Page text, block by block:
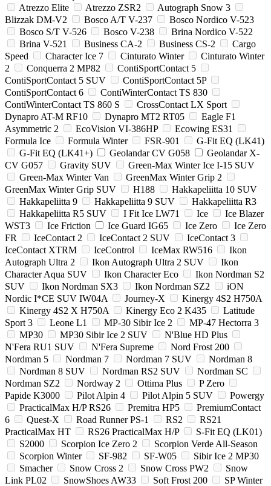
Atrezzo Elite
Atrezzo ZSR2
Autograph Snow 3
Blizzak DM-V2
Bosco A/T V-237
Bosco Nordico V-523
Bosco S/T V-526
Bosco V-238
Brina Nordico V-522
Brina V-521
Business CA-2 Business CS-2
Cargo
Speed
Character Ice 7 Cinturato Winter
Cinturato Winter
2
Conquerra 2 MP82
ContiSportContact 5
ContiSportContact 5 SUV
ContiSportContact 5P
ContiSportContact 6
ContiWinterContact TS 830
ContiWinterContact TS 860 S
CrossContact LX Sport
Dynapro AT-M RF10
Dynapro MT2 RT05
Eagle F1
Asymmetric 2
EcoVision VI-386HP
Ecowing ES31
Formula Ice
Formula Winter FSR-901
G-Fit EQ (LK41)
G-Fit EQ (LK41+)
Geolandar CV G058
Geolandar X-
CV G057
Gravity SUV
Green-Max Winter Ice I-15 SUV
Green-Max Winter Van
GreenMax Winter Grip 2
GreenMax Winter Grip SUV
H188
Hakkapeliitta 10 SUV
Hakkapeliitta 9
Hakkapeliitta 9 SUV
Hakkapeliitta R3
Hakkapeliitta R5 SUV
I Fit Ice LW71 Ice
Ice Blazer
WST3
Ice Friction Ice Guard IG65 Ice Zero
Ice Zero
FR
IceContact 2 IceContact 2 SUV
IceContact 3
IceContact XTRM
IceControl IceMax RW516
Ikon
Autograph Ultra 2
Ikon Autograph Ultra 2 SUV
Ikon
Character Aqua SUV
Ikon Character Eco
Ikon Nordman S2
SUV
Ikon Nordman SX3 Ikon Nordman SZ2
iON
Nordic I*CE SUV IW04A
Journey-X
Kinergy 4S2 H750A
Kinergy 4S2 X H750A
Kinergy Eco 2 K435
Latitude
Sport 3
Leone L1 MP-30 Sibir Ice 2
MP-47 Hectorra 3
MP30
MP30 Sibir Ice 2 SUV
N'Blue HD Plus
N'Fera RU1 SUV
N'Fera Supreme
Nord Frost 200
Nordman 5
Nordman 7 Nordman 7 SUV
Nordman 8
Nordman 8 SUV
Nordman RS2 SUV
Nordman SC
Nordman SZ2
Nordway 2 Ottima Plus
P Zero
Papide K3000
Pilot Alpin 4 Pilot Alpin 5 SUV
Powergy
PracticalMax H/P RS26
Premitra HP5
PremiumContact
6
Quest-X Road Runner PS-1 RS2
RS21
PracticalMax HT
RS26 PracticalMax H/P
S-Fit EQ (LK01)
S2000
Scorpion Ice Zero 2
Scorpion Verde All-Season
Scorpion Winter
SF-982 SF-W05
Sibir Ice 2 MP30
Smacher
Snow Cross 2 Snow Cross PW2
Snow
Link PL02
SnowShoes AW33 Soft Frost 200
SP Winter